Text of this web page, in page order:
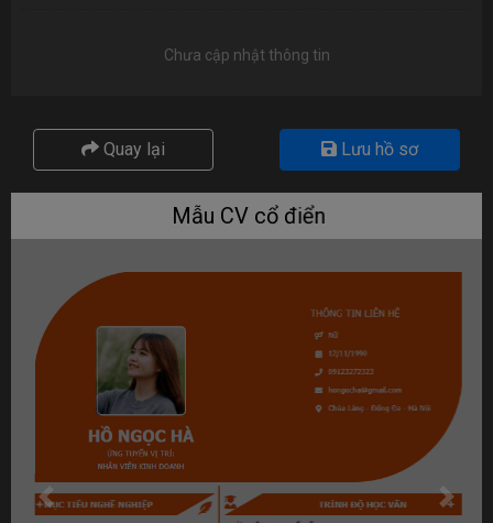
Chưa cập nhật thông tin
Quay lại Lưu hồ sơ
Mẫu CV cổ điển
Lùi Tiếp